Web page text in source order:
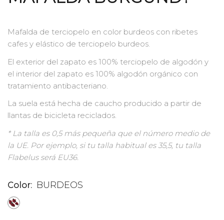
Mafalda de terciopelo en color burdeos con ribetes
cafes y elástico de terciopelo burdeos.
El exterior del zapato es 100% terciopelo de algodón y
el interior del zapato es 100% algodón orgánico con
tratamiento antibacteriano.
La suela está hecha de caucho producido a partir de
llantas de bicicleta reciclados.
* La talla es 0,5 más pequeña que el número medio de
la UE. Por ejemplo, si tu talla habitual es 35,5, tu talla
Flabelus será EU36.
Color: BURDEOS